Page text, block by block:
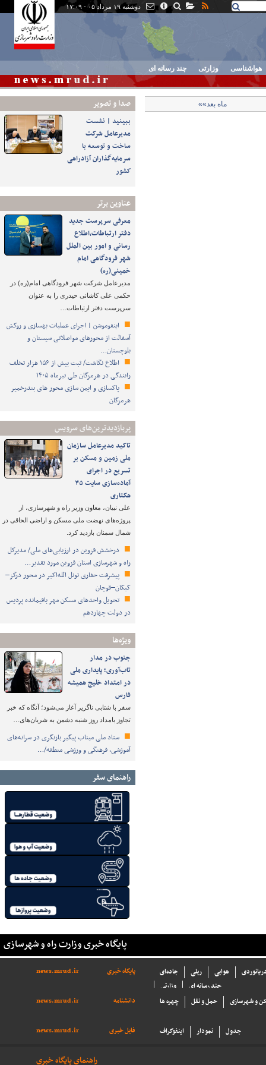
دوشنبه ۱۹ مرداد ۰۵ - ۱۷:۰۹
هواشناسی وزارتی چند رسانه ای
صدا و تصوير
ببینید | نشست
مدیرعامل شرکت
ساخت و توسعه با
سرمایه‌گذاران آزادراهی
کشور
عناوین برتر
معرفی سرپرست جدید
دفتر ارتباطات،اطلاع
رسانی و امور بین الملل
شهر فرودگاهی امام
خمینی(ره)
مدیرعامل شرکت شهر فرودگاهی امام(ره) در
حکمی علی کاشانی حیدری را به عنوان
سرپرست دفتر ارتباطات…
اینفوموشن | اجرای عملیات بهسازی و روکش
آسفالت از محورهای مواصلاتی سیستان و
بلوچستان…
اطلاع نگاشت/ ثبت بیش از ۱۵۶ هزار تخلف
رانندگی در هرمزگان طی تیرماه ۱۴۰۵
پاکسازی و ایمن سازی محور های بندرخمیر
هرمزگان
پربازدیدترین‌های سرویس
تاکید مدیرعامل سازمان
ملی زمین و مسکن بر
تسریع در اجرای
آماده‌سازی سایت ۳۵
هکتاری
علی نبیان، معاون وزیر راه و شهرسازی، از
پروژه‌های نهضت ملی مسکن و اراضی الحاقی در
شمال سمنان بازدید کرد.
درخشش قزوین در ارزیابی‌های ملی/ مدیرکل
راه و شهرسازی استان قزوین مورد تقدیر…
پیشرفت حفاری تونل الله‌اکبر در محور درگز–
کبکان–قوچان
تحویل واحدهای مسکن مهر باقیمانده پردیس
در دولت چهاردهم
ویژه‌ها
جنوب در مدار
تاب‌آوری؛ پایداری ملی
در امتداد خلیج همیشه
فارس
سفر با شتابی ناگزیر آغاز می‌شود؛ آنگاه که خبر
تجاوز بامداد روز شنبه دشمن به شریان‌های…
ستاد ملی میناب پیگیر بازنگری در سرانه‌های
آموزشی، فرهنگی و ورزشی منطقه/…
راهنمای سفر
ماه بعد»»
پایگاه خبری وزارت راه و شهرسازی
پایگاه خبری news.mrud.ir جاده‌ای ریلی هوایی
وزارتی
چند رسانه ای
دانشنامه
news.mrud.ir چهره ها حمل و نقل و شهرسازی
فایل خبری news.mrud.ir اینفوگراف نمودار جدول
راهنمای پایگاه خبری